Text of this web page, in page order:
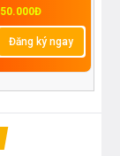
Đăng ký ngay